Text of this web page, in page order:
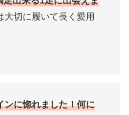
大切に履いて長く愛用
ンに惚れました！何に